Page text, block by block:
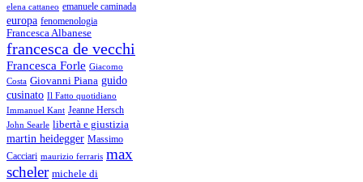
elena cattaneo emanuele caminada
europa fenomenologia
Francesca Albanese
francesca de vecchi
Francesca Forle Giacomo
Costa Giovanni Piana guido
cusinato Il Fatto quotidiano
Immanuel Kant Jeanne Hersch
John Searle libertà e giustizia
martin heidegger Massimo
Cacciari maurizio ferraris max
scheler michele di